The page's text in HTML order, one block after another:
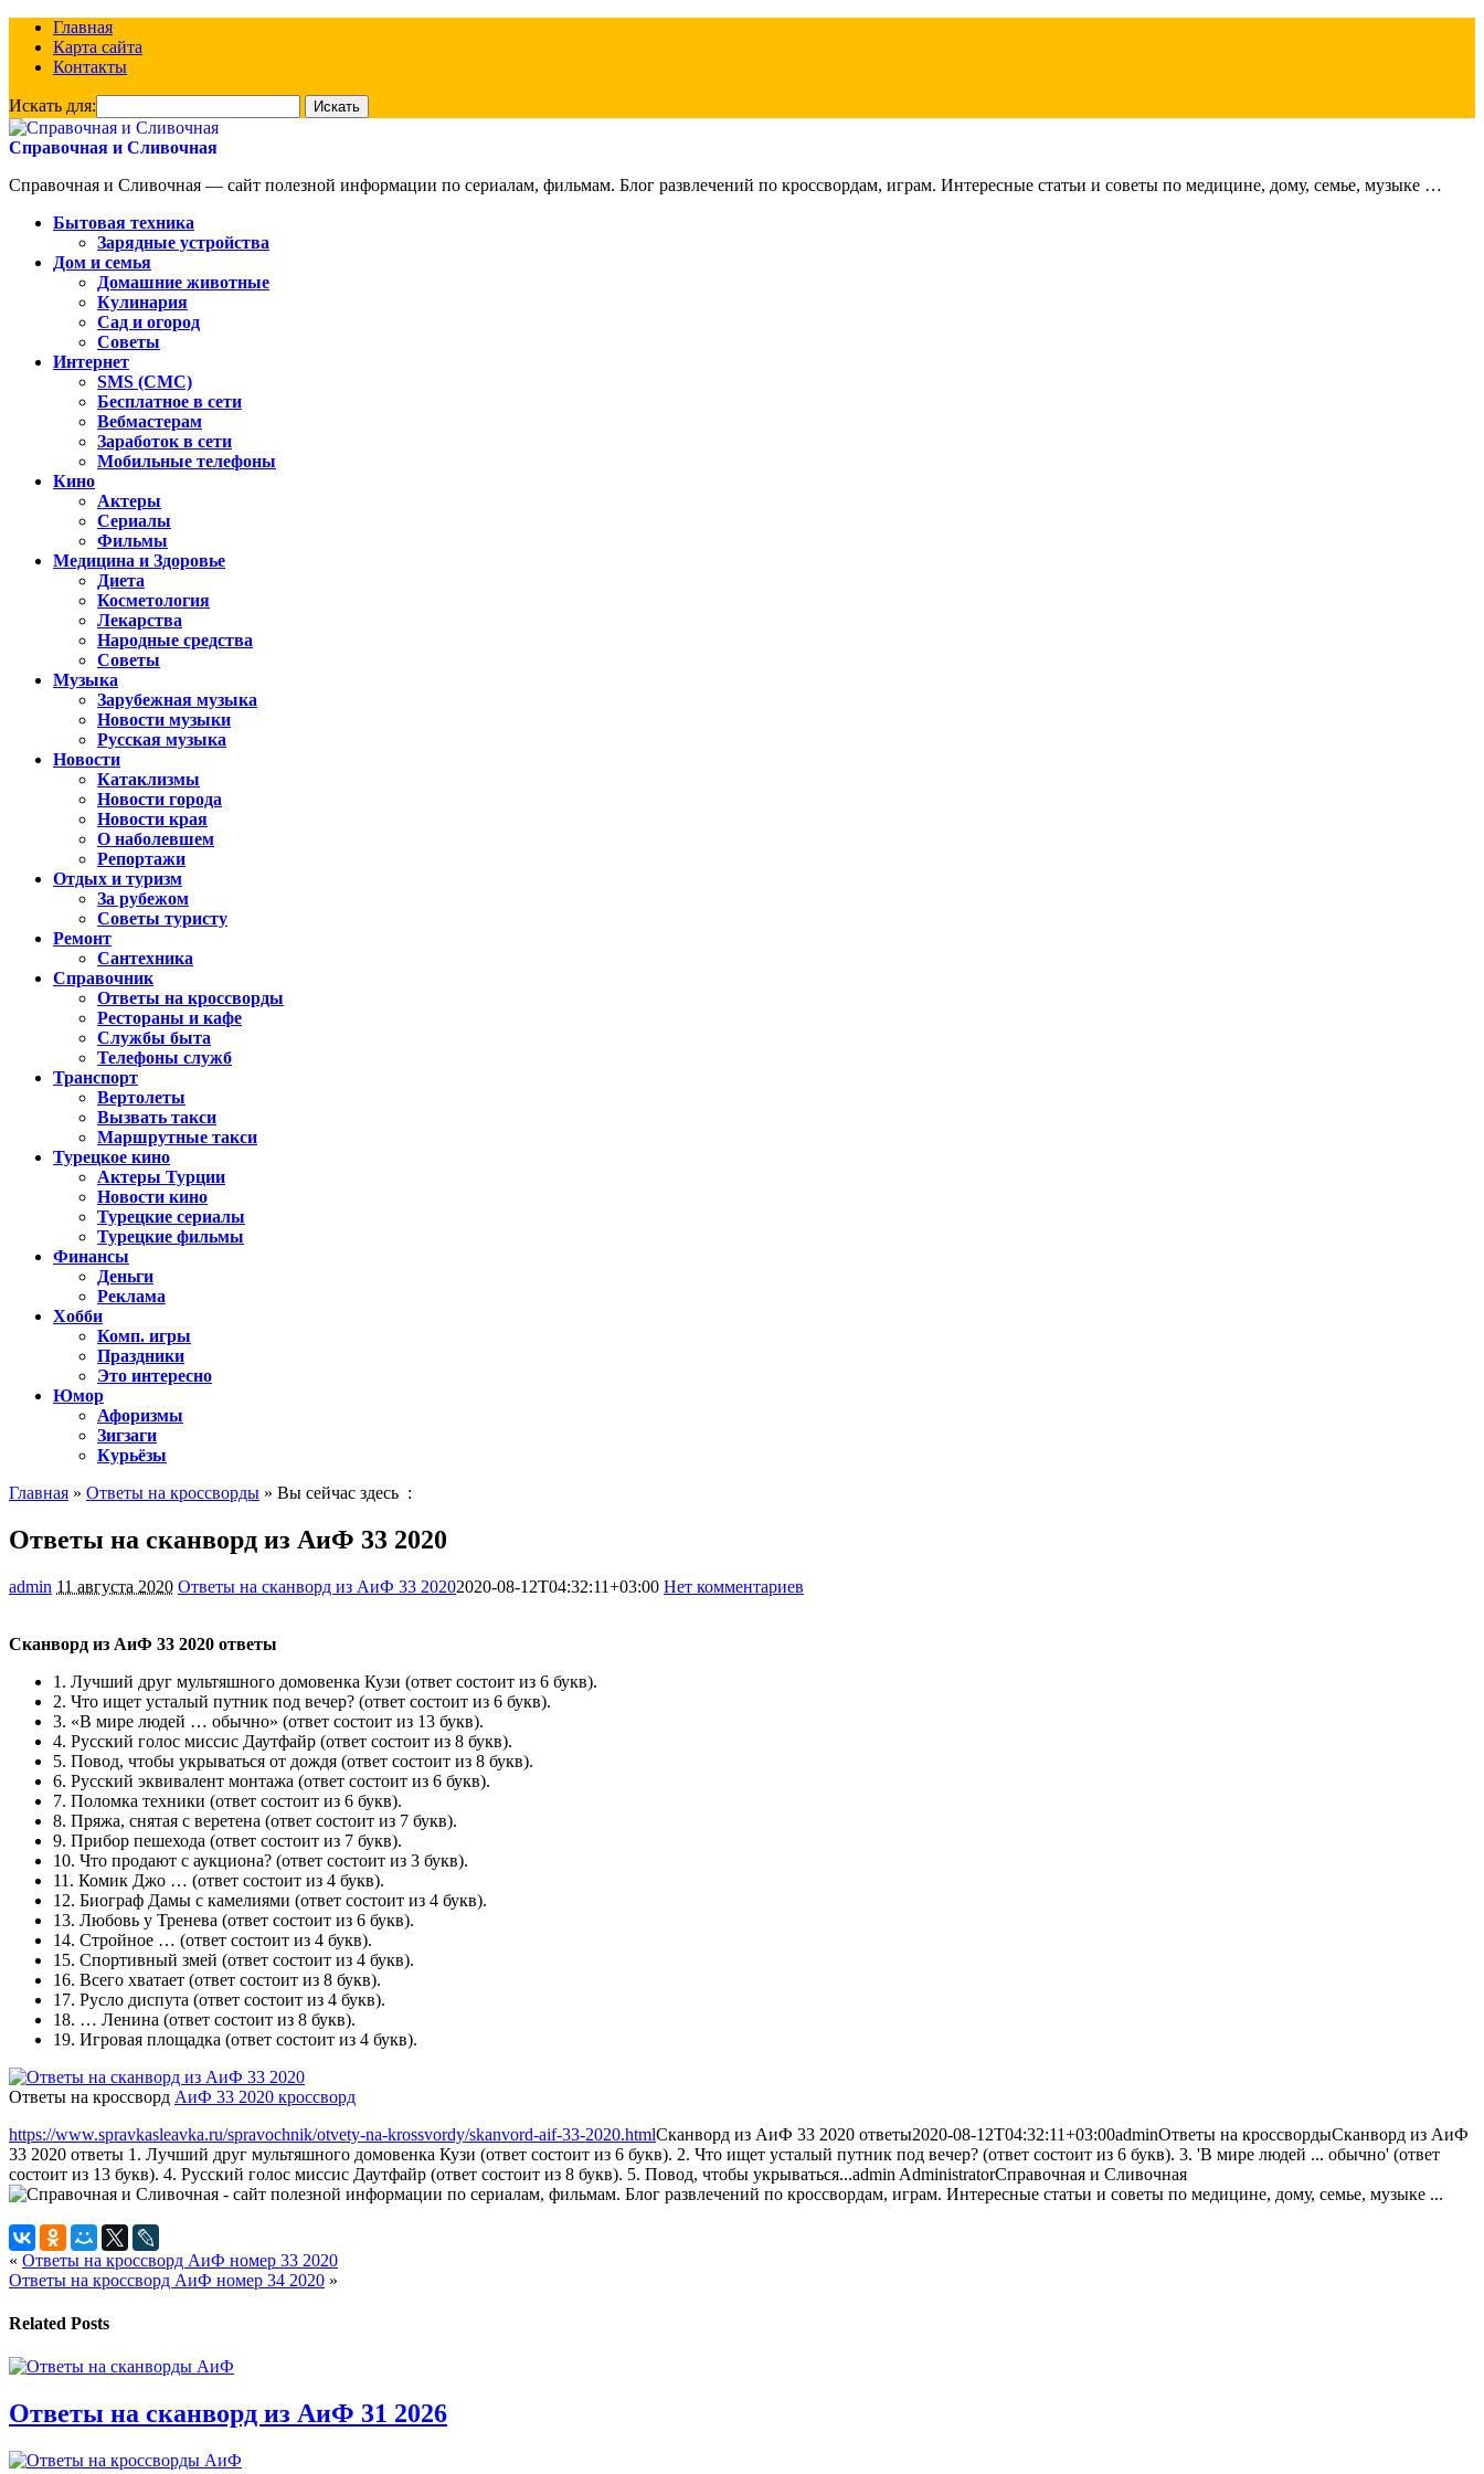
Главная
Карта сайта
Контакты
Искать для:
Справочная и Сливочная
Справочная и Сливочная — сайт полезной информации по сериалам, фильмам. Блог развлечений по кроссвордам, играм. Интересные статьи и советы по медицине, дому, семье, музыке …
Бытовая техника
Зарядные устройства
Дом и семья
Домашние животные
Кулинария
Сад и огород
Советы
Интернет
SMS (СМС)
Бесплатное в сети
Вебмастерам
Заработок в сети
Мобильные телефоны
Кино
Актеры
Сериалы
Фильмы
Медицина и Здоровье
Диета
Косметология
Лекарства
Народные средства
Советы
Музыка
Зарубежная музыка
Новости музыки
Русская музыка
Новости
Катаклизмы
Новости города
Новости края
О наболевшем
Репортажи
Отдых и туризм
За рубежом
Советы туристу
Ремонт
Сантехника
Справочник
Ответы на кроссворды
Рестораны и кафе
Службы быта
Телефоны служб
Транспорт
Вертолеты
Вызвать такси
Маршрутные такси
Турецкое кино
Актеры Турции
Новости кино
Турецкие сериалы
Турецкие фильмы
Финансы
Деньги
Реклама
Хобби
Комп. игры
Праздники
Это интересно
Юмор
Афоризмы
Зигзаги
Курьёзы
Главная » Ответы на кроссворды » Вы сейчас здесь :
Ответы на сканворд из АиФ 33 2020
admin 11 августа 2020 Ответы на сканворд из АиФ 33 20202020-08-12T04:32:11+03:00 Нет комментариев
Сканворд из АиФ 33 2020 ответы
1. Лучший друг мультяшного домовенка Кузи (ответ состоит из 6 букв).
2. Что ищет усталый путник под вечер? (ответ состоит из 6 букв).
3. «В мире людей … обычно» (ответ состоит из 13 букв).
4. Русский голос миссис Даутфайр (ответ состоит из 8 букв).
5. Повод, чтобы укрываться от дождя (ответ состоит из 8 букв).
6. Русский эквивалент монтажа (ответ состоит из 6 букв).
7. Поломка техники (ответ состоит из 6 букв).
8. Пряжа, снятая с веретена (ответ состоит из 7 букв).
9. Прибор пешехода (ответ состоит из 7 букв).
10. Что продают с аукциона? (ответ состоит из 3 букв).
11. Комик Джо … (ответ состоит из 4 букв).
12. Биограф Дамы с камелиями (ответ состоит из 4 букв).
13. Любовь у Тренева (ответ состоит из 6 букв).
14. Стройное … (ответ состоит из 4 букв).
15. Спортивный змей (ответ состоит из 4 букв).
16. Всего хватает (ответ состоит из 8 букв).
17. Русло диспута (ответ состоит из 4 букв).
18. … Ленина (ответ состоит из 8 букв).
19. Игровая площадка (ответ состоит из 4 букв).
Ответы на кроссворд АиФ 33 2020 кроссворд
https://www.spravkasleavka.ru/spravochnik/otvety-na-krossvordy/skanvord-aif-33-2020.htmlСканворд из АиФ 33 2020 ответы2020-08-12T04:32:11+03:00adminОтветы на кроссвордыСканворд из АиФ
33 2020 ответы 1. Лучший друг мультяшного домовенка Кузи (ответ состоит из 6 букв). 2. Что ищет усталый путник под вечер? (ответ состоит из 6 букв). 3. 'В мире людей ... обычно' (ответ
состоит из 13 букв). 4. Русский голос миссис Даутфайр (ответ состоит из 8 букв). 5. Повод, чтобы укрываться...admin AdministratorСправочная и Сливочная
« Ответы на кроссворд АиФ номер 33 2020
Ответы на кроссворд АиФ номер 34 2020 »
Related Posts
Ответы на сканворд из АиФ 31 2026